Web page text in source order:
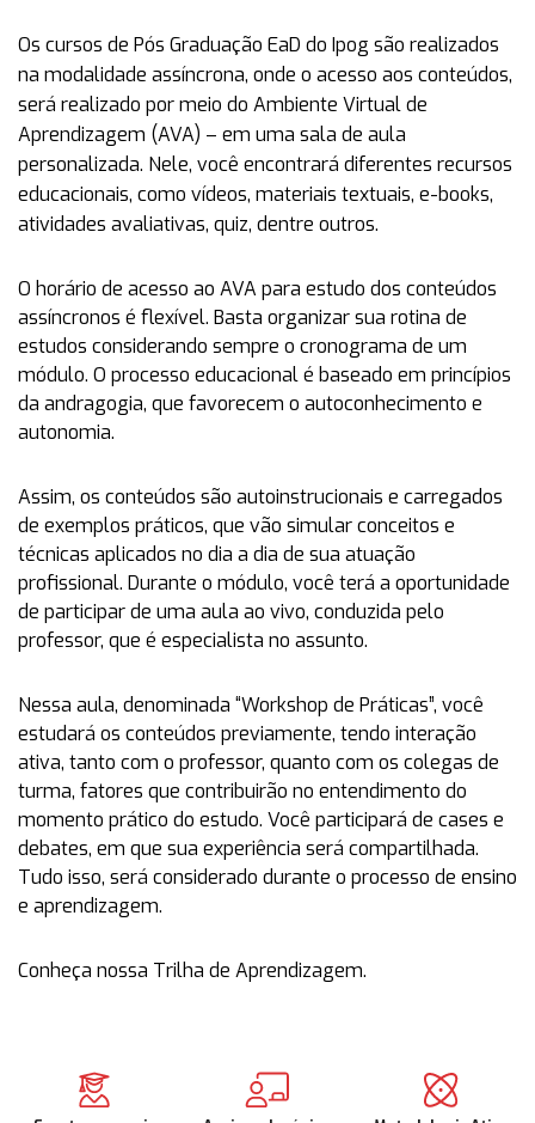
Os cursos de Pós Graduação EaD do Ipog são realizados
na modalidade assíncrona, onde o acesso aos conteúdos,
será realizado por meio do Ambiente Virtual de
Aprendizagem (AVA) – em uma sala de aula
personalizada. Nele, você encontrará diferentes recursos
educacionais, como vídeos, materiais textuais, e-books,
atividades avaliativas, quiz, dentre outros.
O horário de acesso ao AVA para estudo dos conteúdos
assíncronos é flexível. Basta organizar sua rotina de
estudos considerando sempre o cronograma de um
módulo. O processo educacional é baseado em princípios
da andragogia, que favorecem o autoconhecimento e
autonomia.
Assim, os conteúdos são autoinstrucionais e carregados
de exemplos práticos, que vão simular conceitos e
técnicas aplicados no dia a dia de sua atuação
profissional. Durante o módulo, você terá a oportunidade
de participar de uma aula ao vivo, conduzida pelo
professor, que é especialista no assunto.
Nessa aula, denominada “Workshop de Práticas”, você
estudará os conteúdos previamente, tendo interação
ativa, tanto com o professor, quanto com os colegas de
turma, fatores que contribuirão no entendimento do
momento prático do estudo. Você participará de cases e
debates, em que sua experiência será compartilhada.
Tudo isso, será considerado durante o processo de ensino
e aprendizagem.
Conheça nossa Trilha de Aprendizagem.